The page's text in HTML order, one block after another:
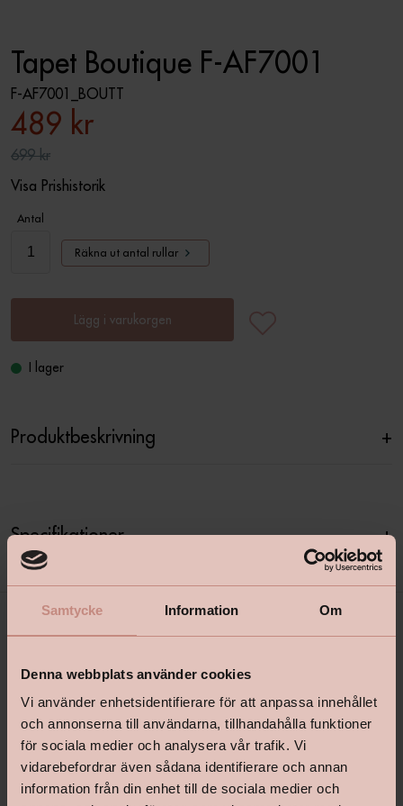
Samtycke Information Om
Denna webbplats använder cookies
Vi använder enhetsidentifierare för att anpassa innehållet
och annonserna till användarna, tillhandahålla funktioner
för sociala medier och analysera vår trafik. Vi
vidarebefordrar även sådana identifierare och annan
information från din enhet till de sociala medier och
Tapet Boutique F-AF7001
F-AF7001_BOUTT
489 kr
699 kr
Visa Prishistorik
Antal
Räkna ut antal rullar
Lägg i varukorgen
I lager
Produktbeskrivning +
Specifikationer +
shop@happyhomes.se
Vanliga frågor & svar